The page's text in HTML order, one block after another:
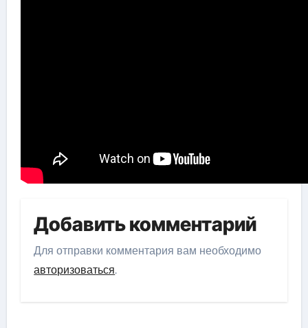
Добавить комментарий
Для отправки комментария вам необходимо
авторизоваться.